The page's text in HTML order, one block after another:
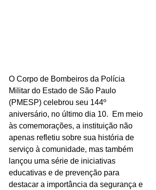
O Corpo de Bombeiros da Polícia
Militar do Estado de São Paulo
(PMESP) celebrou seu 144º
aniversário, no último dia 10.  Em meio
às comemorações, a instituição não
apenas refletiu sobre sua história de
serviço à comunidade, mas também
lançou uma série de iniciativas
educativas e de prevenção para
destacar a importância da segurança e